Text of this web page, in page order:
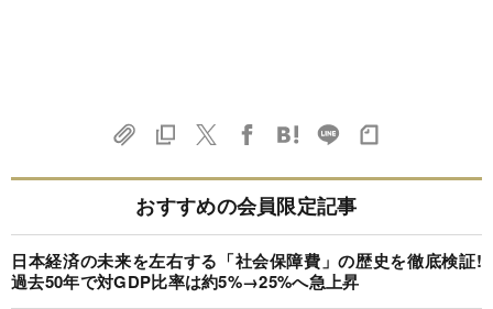
おすすめの会員限定記事
日本経済の未来を左右する「社会保障費」の歴史を徹底検証!
過去50年で対GDP比率は約5%→25%へ急上昇